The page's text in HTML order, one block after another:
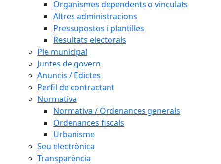
Organismes dependents o vinculats
Altres administracions
Pressupostos i plantilles
Resultats electorals
Ple municipal
Juntes de govern
Anuncis / Edictes
Perfil de contractant
Normativa
Normativa / Ordenances generals
Ordenances fiscals
Urbanisme
Seu electrònica
Transparència